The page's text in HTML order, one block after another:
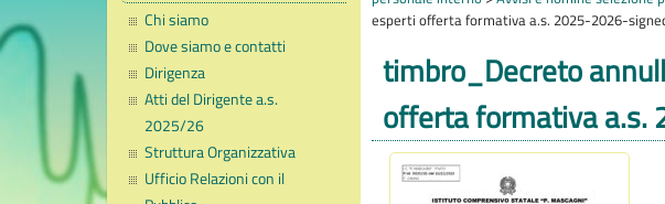
Chi siamo
Dove siamo e contatti
Dirigenza
Atti del Dirigente a.s.
2025/26
Struttura Organizzativa
Ufficio Relazioni con il
esperti offerta formativa a.s. 2025-2026-
timbro_Decreto
offerta formativa